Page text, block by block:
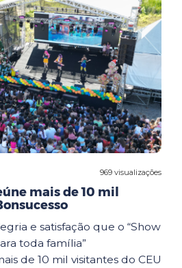
969 visualizações
mais de 10 mil
e satisfação que o “Show
toda família”
de 10 mil visitantes do CEU